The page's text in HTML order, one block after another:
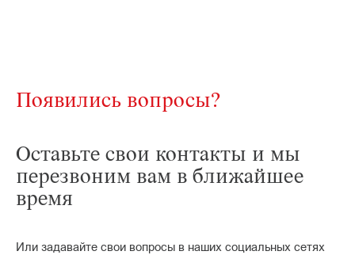
Появились вопросы?
Оставьте свои контакты и мы
перезвоним вам в ближайшее
время
Или задавайте свои вопросы в наших социальных сетях